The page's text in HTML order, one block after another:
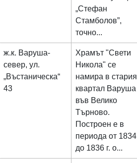
„Стефан
Стамболов”,
точно...
ж.к. Варуша-
север, ул.
„Въстаническа“
43
Храмът "Свети
Никола" се
намира в стария
квартал Варуша
във Велико
Търново.
Построен е в
периода от 1834
до 1836 г. о...